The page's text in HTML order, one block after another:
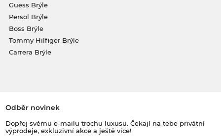
Guess Brýle
Persol Brýle
Boss Brýle
Tommy Hilfiger Brýle
Carrera Brýle
Odběr novinek
Dopřej svému e-mailu trochu luxusu. Čekají na tebe privátní
výprodeje, exkluzivní akce a ještě více!